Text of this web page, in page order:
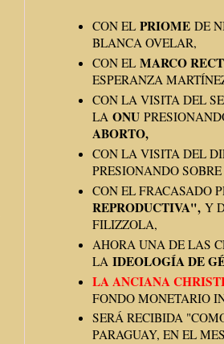
CON EL PRIOMEDE
BLANCA OVELAR,
CON EL MARCO
ESPERANZA
CON LA VISITA DEL
LA ONU
ABORTO,
CON LA VISITA DEL
PRESIONANDO
CON EL FRACASADO
REPRODUCTIVA", Y
FILIZZOLA,
AHORA UNA DE LAS
LA IDEOLOGÍA DE
LA ANCIANA
FONDO MONETARIO
SERÁ RECIBIDA
PARAGUAY, EN EL